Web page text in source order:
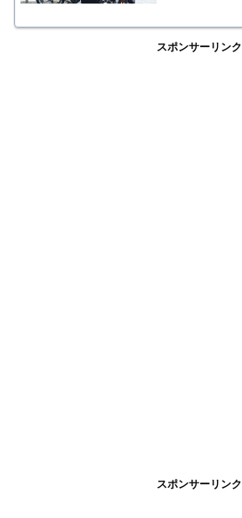
スポンサーリンク
スポンサーリンク